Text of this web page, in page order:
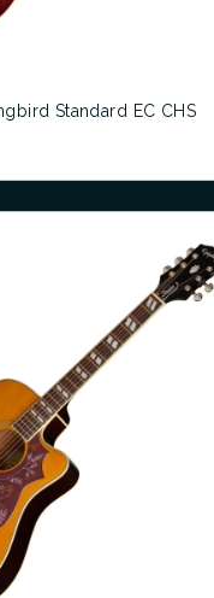
Standard EC CHS